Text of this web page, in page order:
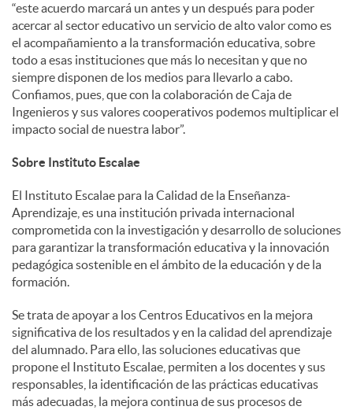
“este acuerdo marcará un antes y un después para poder
acercar al sector educativo un servicio de alto valor como es
el acompañamiento a la transformación educativa, sobre
todo a esas instituciones que más lo necesitan y que no
siempre disponen de los medios para llevarlo a cabo.
Confiamos, pues, que con la colaboración de Caja de
Ingenieros y sus valores cooperativos podemos multiplicar el
impacto social de nuestra labor”.
Sobre Instituto Escalae
El Instituto Escalae para la Calidad de la Enseñanza-
Aprendizaje, es una institución privada internacional
comprometida con la investigación y desarrollo de soluciones
para garantizar la transformación educativa y la innovación
pedagógica sostenible en el ámbito de la educación y de la
formación.
Se trata de apoyar a los Centros Educativos en la mejora
significativa de los resultados y en la calidad del aprendizaje
del alumnado. Para ello, las soluciones educativas que
propone el Instituto Escalae, permiten a los docentes y sus
responsables, la identificación de las prácticas educativas
más adecuadas, la mejora continua de sus procesos de